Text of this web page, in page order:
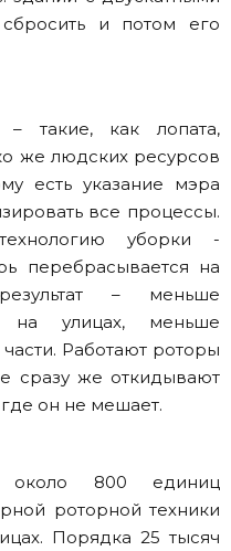
и потом его
такие, как лопата,
же людских ресурсов
есть указание мэра
все процессы.
уборки -
перебрасывается на
– меньше
на улицах, меньше
Работают роторы
сразу же откидывают
он не мешает.
около 800 единиц
роторной техники
Порядка 25 тысяч